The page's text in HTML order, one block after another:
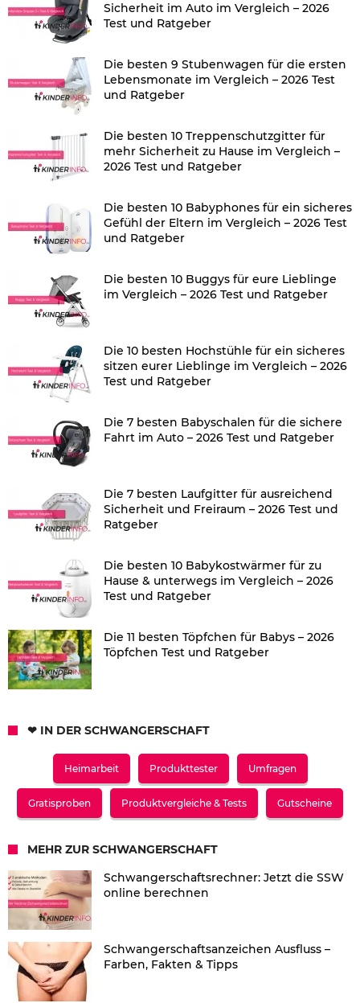
Sicherheit im Auto im Vergleich – 2026
Test und Ratgeber
Die besten 9 Stubenwagen für die ersten
Lebensmonate im Vergleich – 2026 Test
und Ratgeber
Die besten 10 Treppenschutzgitter für
mehr Sicherheit zu Hause im Vergleich –
2026 Test und Ratgeber
Die besten 10 Babyphones für ein sicheres
Gefühl der Eltern im Vergleich – 2026 Test
und Ratgeber
Die besten 10 Buggys für eure Lieblinge
im Vergleich – 2026 Test und Ratgeber
Die 10 besten Hochstühle für ein sicheres
sitzen eurer Lieblinge im Vergleich – 2026
Test und Ratgeber
Die 7 besten Babyschalen für die sichere
Fahrt im Auto – 2026 Test und Ratgeber
Die 7 besten Laufgitter für ausreichend
Sicherheit und Freiraum – 2026 Test und
Ratgeber
Die besten 10 Babykostwärmer für zu
Hause & unterwegs im Vergleich – 2026
Test und Ratgeber
Die 11 besten Töpfchen für Babys – 2026
Töpfchen Test und Ratgeber
❤ IN DER SCHWANGERSCHAFT
Heimarbeit Produkttester Umfragen
Gratisproben Produktvergleiche & Tests Gutscheine
MEHR ZUR SCHWANGERSCHAFT
Schwangerschaftsrechner: Jetzt die SSW
online berechnen
Schwangerschaftsanzeichen Ausfluss –
Farben, Fakten & Tipps